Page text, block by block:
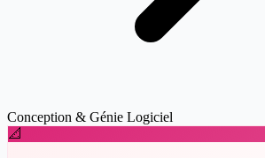
Conception & Génie Logiciel
📐